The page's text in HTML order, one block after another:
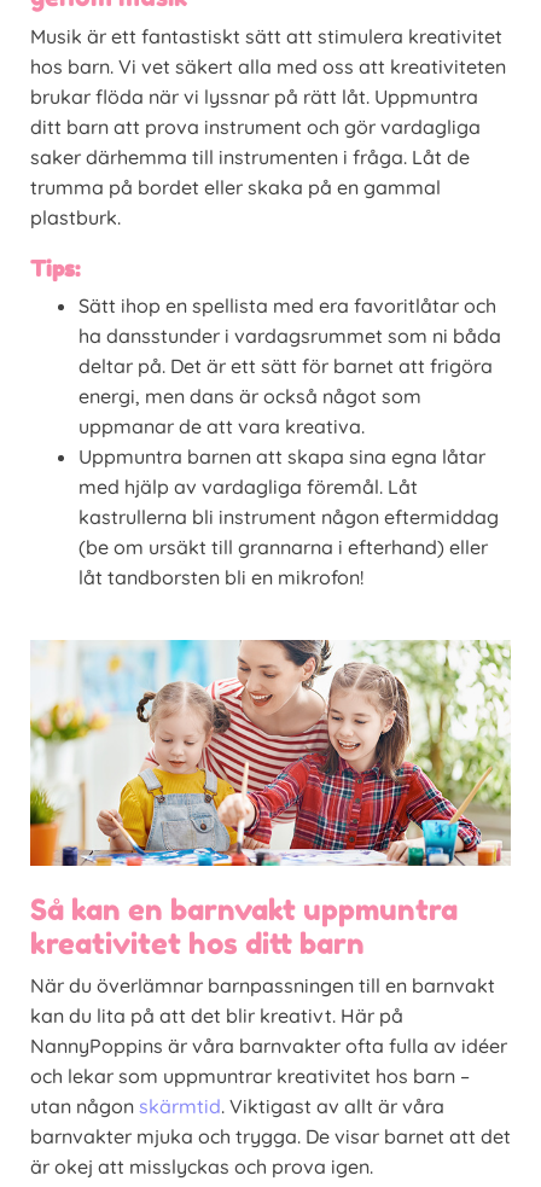
Musik är ett fantastiskt sätt att stimulera kreativitet
hos barn. Vi vet säkert alla med oss att kreativiteten
brukar flöda när vi lyssnar på rätt låt. Uppmuntra
ditt barn att prova instrument och gör vardagliga
saker därhemma till instrumenten i fråga. Låt de
trumma på bordet eller skaka på en gammal
plastburk.
Tips:
Sätt ihop en spellista med era favoritlåtar och
ha dansstunder i vardagsrummet som ni båda
deltar på. Det är ett sätt för barnet att frigöra
energi, men dans är också något som
uppmanar de att vara kreativa.
Uppmuntra barnen att skapa sina egna låtar
med hjälp av vardagliga föremål. Låt
kastrullerna bli instrument någon eftermiddag
(be om ursäkt till grannarna i efterhand) eller
låt tandborsten bli en mikrofon!
Så kan en barnvakt uppmuntra
kreativitet hos ditt barn
När du överlämnar barnpassningen till en barnvakt
kan du lita på att det blir kreativt. Här på
NannyPoppins är våra barnvakter ofta fulla av idéer
och lekar som uppmuntrar kreativitet hos barn –
utan någon skärmtid. Viktigast av allt är våra
barnvakter mjuka och trygga. De visar barnet att det
är okej att misslyckas och prova igen.